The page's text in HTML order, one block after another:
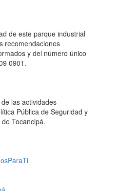
de este parque industrial
recomendaciones
y del número único
0901.
las actividades
Pública de Seguridad y
Tocancipá.